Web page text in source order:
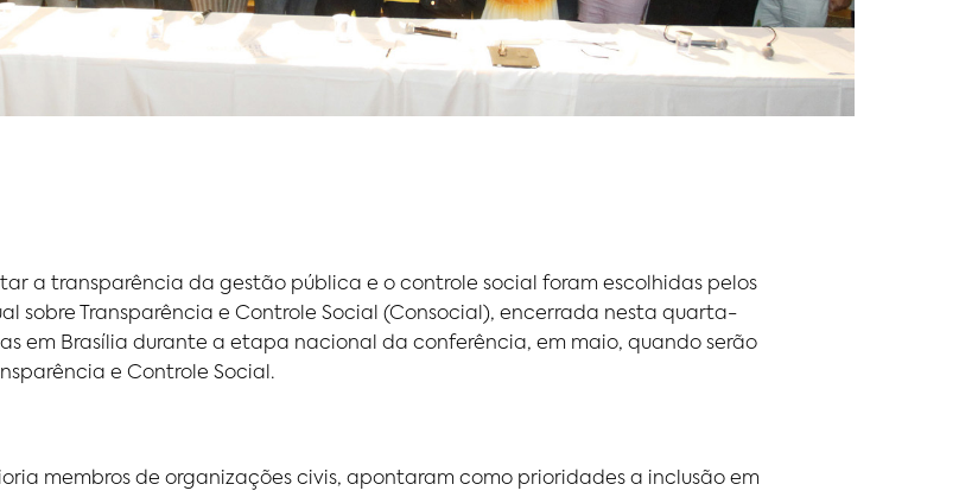
a transparência da gestão pública e o controle social foram escolhidas pelos
sobre Transparência e Controle Social (Consocial), encerrada nesta quarta-
em Brasília durante a etapa nacional da conferência, em maio, quando serão
e Controle Social.
membros de organizações civis, apontaram como prioridades a inclusão em